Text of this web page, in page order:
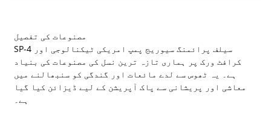
مصنوعات کی تفصیل
SP-4 سیلف پرائمنگ سیوریج پمپ امریکی ٹیکنالوجی اور
کرافٹ ورک پر ہماری تازہ ترین نسل کی مصنوعات کی بنیاد
ہے۔ یہ ٹھوس سے لدے مائعات اور گندگی کو سنبھالنے میں
معاشی اور پریشانی سے پاک آپریشن کے لیے ڈیزائن کیا گیا
ہے۔